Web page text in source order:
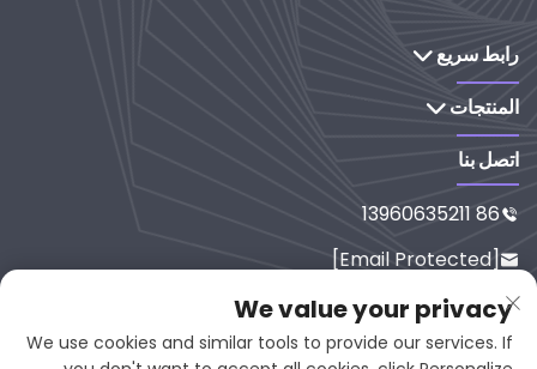
رابط سريع
المنتجات
اتصل بنا

86 13960635211

[email Protected]

رقم 65-9، شارع شيسي، يانبينغ، فوجي
ان، 353001، الصين
We value your privacy
We use cookies and similar tools to provide our services. If